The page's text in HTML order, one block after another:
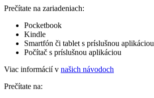
Prečítate na zariadeniach:
Pocketbook
Kindle
Smartfón či tablet s príslušnou aplikáciou
Počítač s príslušnou aplikáciou
Viac informácií v našich návodoch
Prečítate na: